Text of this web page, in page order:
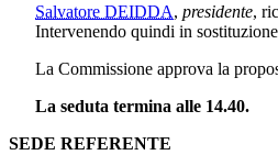
Salvatore DEIDDA, presidente,
Intervenendo quindi in sostituzione
La Commissione approva la
La seduta termina alle 14.40.
SEDE REFERENTE